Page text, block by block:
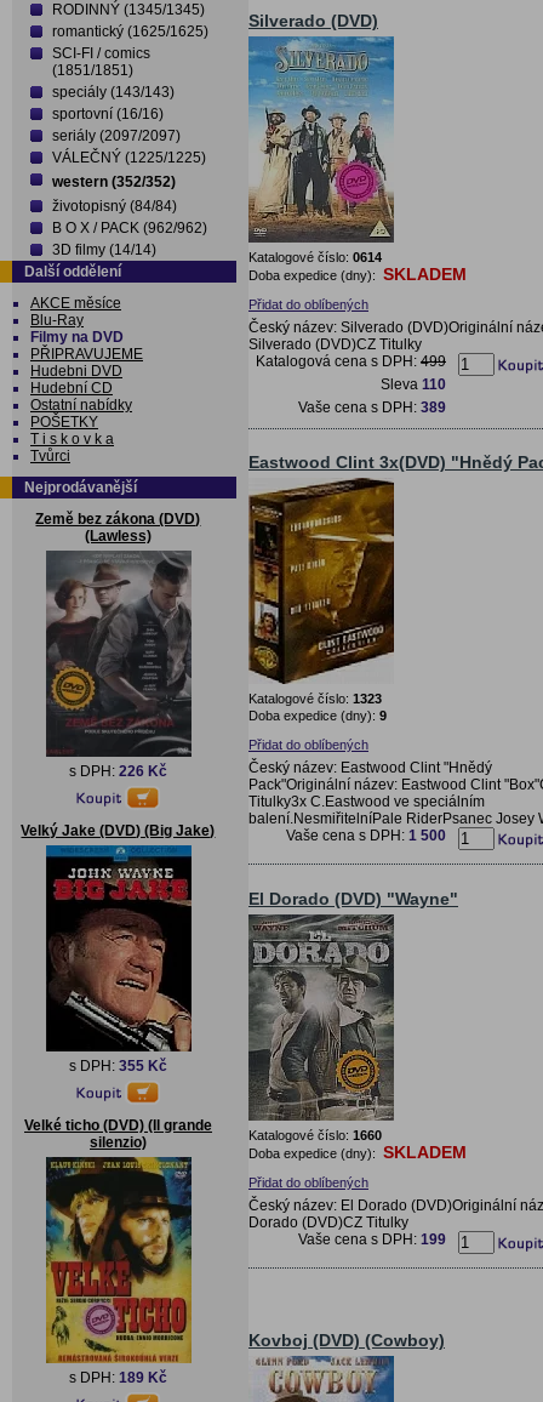
RODINNÝ (1345/1345)
romantický (1625/1625)
SCI-FI / comics
(1851/1851)
speciály (143/143)
sportovní (16/16)
seriály (2097/2097)
VÁLEČNÝ (1225/1225)
western (352/352)
životopisný (84/84)
B O X / PACK (962/962)
3D filmy (14/14)
Další oddělení
AKCE měsíce
Blu-Ray
Filmy na DVD
PŘIPRAVUJEME
Hudebni DVD
Hudební CD
Ostatní nabídky
POŠETKY
T i s k o v k a
Tvůrci
Nejprodávanější
Země bez zákona (DVD)
(Lawless)
s DPH: 226 Kč
Velký Jake (DVD) (Big Jake)
s DPH: 355 Kč
Velké ticho (DVD) (Il grande
silenzio)
s DPH: 189 Kč
Silverado (DVD)
Katalogové číslo: 0614
Doba expedice (dny): SKLADEM
Přidat do oblíbených
Český název: Silverado (DVD)Originální
Silverado (DVD)CZ Titulky
Katalogová cena s DPH: 499
Sleva 110
Vaše cena s DPH: 389
Eastwood Clint 3x(DVD) "Hnědý
Katalogové číslo: 1323
Doba expedice (dny): 9
Přidat do oblíbených
Český název: Eastwood Clint "Hnědý
Pack"Originální název: Eastwood Clint
Titulky3x C.Eastwood ve speciálním
balení.NesmiřitelníPale RiderPsanec Josey
Vaše cena s DPH: 1 500
El Dorado (DVD) "Wayne"
Katalogové číslo: 1660
Doba expedice (dny): SKLADEM
Přidat do oblíbených
Český název: El Dorado (DVD)Originální
Dorado (DVD)CZ Titulky
Vaše cena s DPH: 199
Kovboj (DVD) (Cowboy)